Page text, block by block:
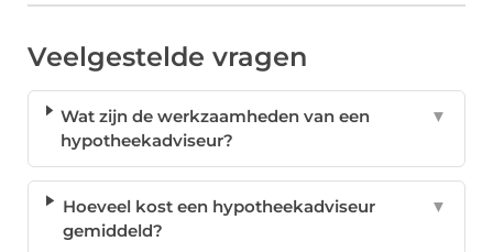
Veelgestelde vragen
Wat zijn de werkzaamheden van een
hypotheekadviseur?
▼
Hoeveel kost een hypotheekadviseur
gemiddeld?
▼